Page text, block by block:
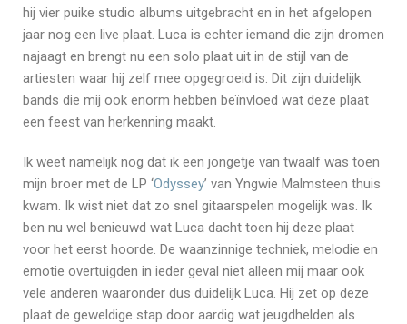
hij vier puike studio albums uitgebracht en in het afgelopen
jaar nog een live plaat. Luca is echter iemand die zijn dromen
najaagt en brengt nu een solo plaat uit in de stijl van de
artiesten waar hij zelf mee opgegroeid is. Dit zijn duidelijk
bands die mij ook enorm hebben beïnvloed wat deze plaat
een feest van herkenning maakt.
Ik weet namelijk nog dat ik een jongetje van twaalf was toen
mijn broer met de LP ‘Odyssey’ van Yngwie Malmsteen thuis
kwam. Ik wist niet dat zo snel gitaarspelen mogelijk was. Ik
ben nu wel benieuwd wat Luca dacht toen hij deze plaat
voor het eerst hoorde. De waanzinnige techniek, melodie en
emotie overtuigden in ieder geval niet alleen mij maar ook
vele anderen waaronder dus duidelijk Luca. Hij zet op deze
plaat de geweldige stap door aardig wat jeugdhelden als